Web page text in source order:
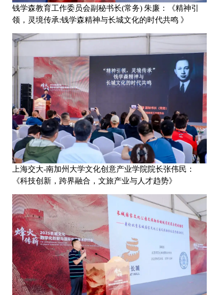
钱学森教育工作委员会副秘书长(常务) 朱廉：《精神引
领，灵境传承:钱学森精神与长城文化的时代共鸣 》
上海交大-南加州大学文化创意产业学院院长张伟民：
《科技创新，跨界融合，文旅产业与人才趋势》